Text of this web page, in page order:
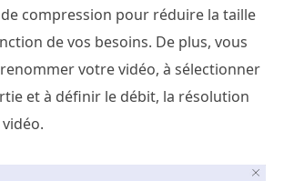
compression pour réduire la taille
de vos besoins. De plus, vous
votre vidéo, à sélectionner
et à définir le débit, la résolution